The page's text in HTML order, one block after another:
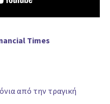
Times
από την τραγική